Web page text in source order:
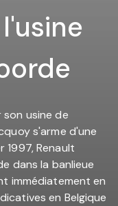
usine de
s'arme d'une
1997, Renault
dans la banlieue
immédiatement en
en Belgique